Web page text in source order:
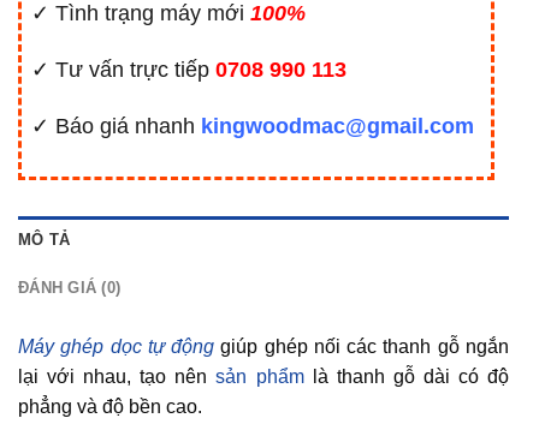
✓ Tình trạng máy mới 100%
✓ Tư vấn trực tiếp 0708 990 113
✓ Báo giá nhanh kingwoodmac@gmail.com
MÔ TẢ
ĐÁNH GIÁ (0)
Máy ghép dọc tự động giúp ghép nối các thanh gỗ ngắn
lại với nhau, tạo nênsản phẩmlà thanh gỗ dài có độ
phẳng và độ bền cao.